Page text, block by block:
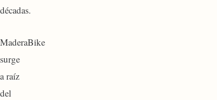
décadas.
MaderaBike
surge
a raíz
del